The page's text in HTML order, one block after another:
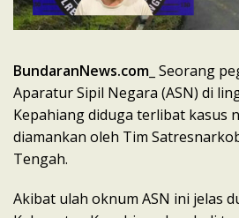
BundaranNews.com _ Seorang
Aparatur Sipil Negara (ASN) di
Kepahiang diduga terlibat kasus
diamankan oleh Tim
Tengah.
Akibat ulah oknum ASN ini jelas